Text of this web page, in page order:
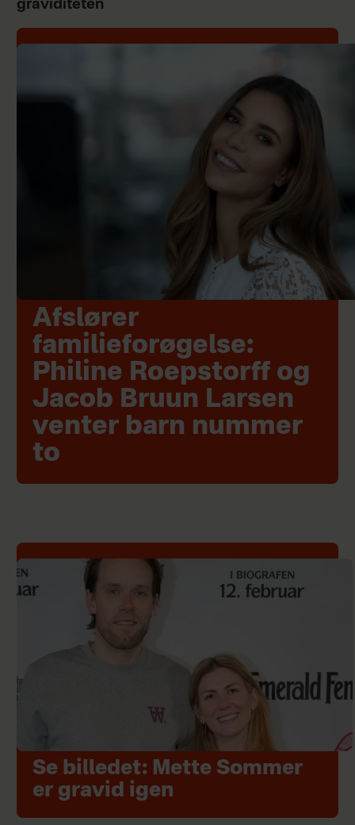
graviditeten
Afslører
familieforøgelse:
Philine Roepstorff og
Jacob Bruun Larsen
venter barn nummer
to
Se billedet: Mette Sommer
er gravid igen